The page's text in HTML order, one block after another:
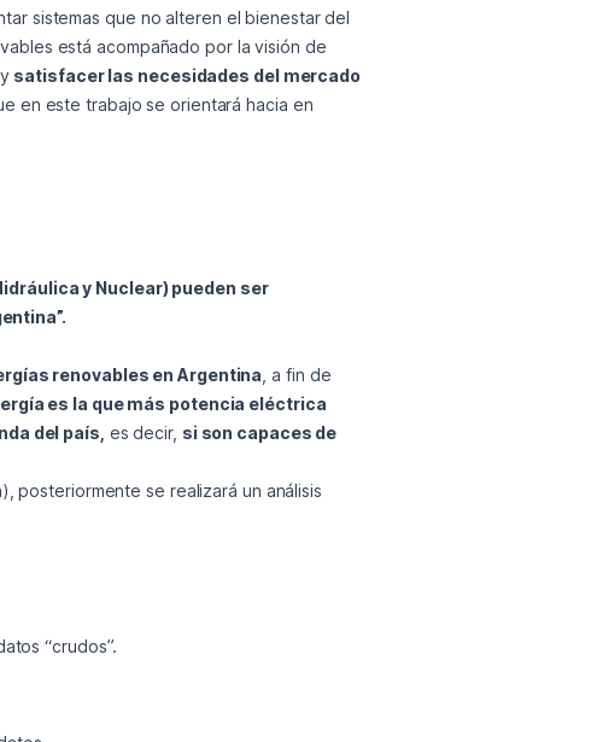
sistemas que no alteren el bienestar del
satisfacer las necesidades del mercado
en este trabajo se orientará hacia en
y Nuclear) pueden ser
renovables en Argentina
es la que más potencia eléctrica
del país, es decir, si son capaces de
posteriormente se realizará un análisis
“crudos”.